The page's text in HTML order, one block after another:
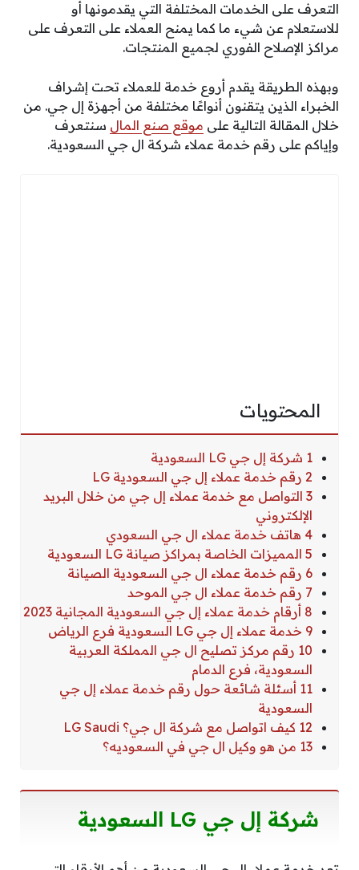
التعرف على الخدمات المختلفة التي يقدمونها أو
للاستعلام عن شيء ما كما يمنح العملاء على التعرف على
مراكز الإصلاح الفوري لجميع المنتجات.
وبهذه الطريقة يقدم أروع خدمة للعملاء تحت إشراف
الخبراء الذين يتقنون أنواعًا مختلفة من أجهزة إل جي. من
خلال المقالة التالية على موقع صنع المال سنتعرف
وإياكم على رقم خدمة عملاء شركة ال جي السعودية.
المحتويات
1 شركة إل جي LG السعودية
2 رقم خدمة عملاء إل جي السعودية LG
3 التواصل مع خدمة عملاء إل جي من خلال البريد
الإلكتروني
4 هاتف خدمة عملاء ال جي السعودي
5 المميزات الخاصة بمراكز صيانة LG السعودية
6 رقم خدمة عملاء ال جي السعودية الصيانة
7 رقم خدمة عملاء ال جي الموحد
8 أرقام خدمة عملاء إل جي السعودية المجانية 2023
9 خدمة عملاء إل جي LG السعودية فرع الرياض
10 رقم مركز تصليح ال جي المملكة العربية
السعودية، فرع الدمام
11 أسئلة شائعة حول رقم خدمة عملاء إل جي
السعودية
12 كيف اتواصل مع شركة ال جي؟ LG Saudi
13 من هو وكيل ال جي في السعوديه؟
شركة إل جي LG السعودية